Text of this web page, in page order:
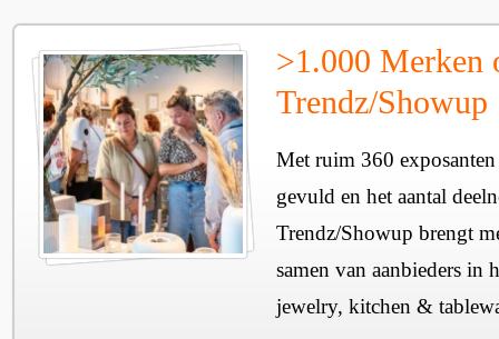
>1.000 Merken
Trendz/Showup
Met ruim 360
gevuld en het aantal
Trendz/Showup brengt
samen van aanbieders in
jewelry, kitchen &